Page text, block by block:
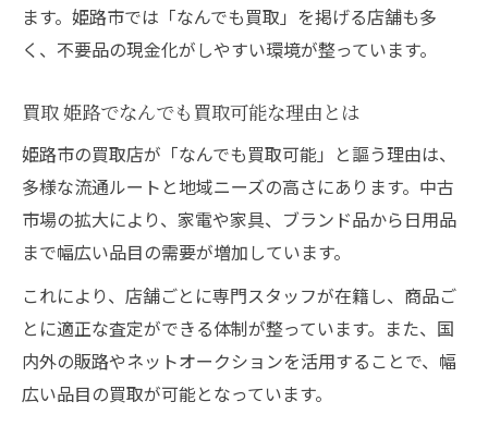
ます。姫路市では「なんでも買取」を掲げる店舗も多
く、不要品の現金化がしやすい環境が整っています。
買取 姫路でなんでも買取可能な理由とは
姫路市の買取店が「なんでも買取可能」と謳う理由は、
多様な流通ルートと地域ニーズの高さにあります。中古
市場の拡大により、家電や家具、ブランド品から日用品
まで幅広い品目の需要が増加しています。
これにより、店舗ごとに専門スタッフが在籍し、商品ご
とに適正な査定ができる体制が整っています。また、国
内外の販路やネットオークションを活用することで、幅
広い品目の買取が可能となっています。